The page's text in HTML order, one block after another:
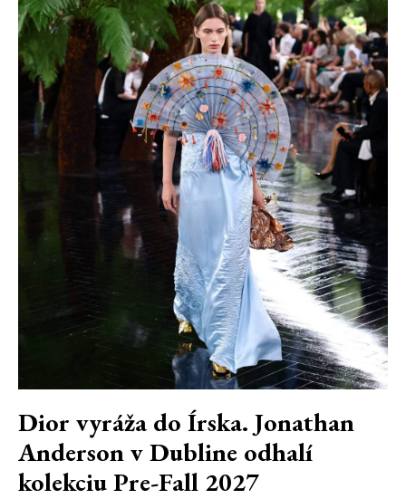
Dior vyráža do Írska. Jonathan
Anderson v Dubline odhalí
kolekciu Pre-Fall 2027